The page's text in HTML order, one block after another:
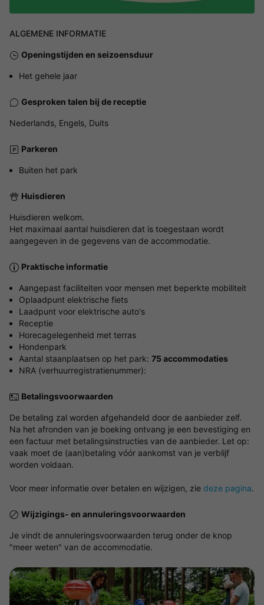
ALGEMENE INFORMATIE
Openingstijden en seizoensduur
Het gehele jaar
Gesproken talen bij de receptie
Nederlands, Engels, Duits
Parkeren
Buiten het park
Huisdieren
Huisdieren welkom.
Het maximaal aantal huisdieren dat is toegestaan wordt
aangegeven in de gegevens van de accommodatie.
Praktische informatie
Aangepast faciliteiten voor mensen met beperkte mobiliteit
Oplaadpunt elektrische fiets
Laadpunt voor elektrische auto's
Receptie
Horecagelegenheid met terras
Hondenpark
Aantal staanplaatsen op het park: 75 accommodaties
NRA (verhuurregistratienummer):
Betalingsvoorwaarden
De betaling zal worden afgehandeld door de aanbieder zelf.
Na het afronden van je boeking ontvang je een bevestiging en
een factuur met betalingsinstructies van de aanbieder. Let op:
vaak moet de (aan)betaling vóór aankomst van je verblijf
worden voldaan.
Voor meer informatie over betalen en wijzigen, zie deze pagina.
Wijzigings- en annuleringsvoorwaarden
Je vindt de annuleringsvoorwaarden terug onder de knop
"meer weten" van de accommodatie.